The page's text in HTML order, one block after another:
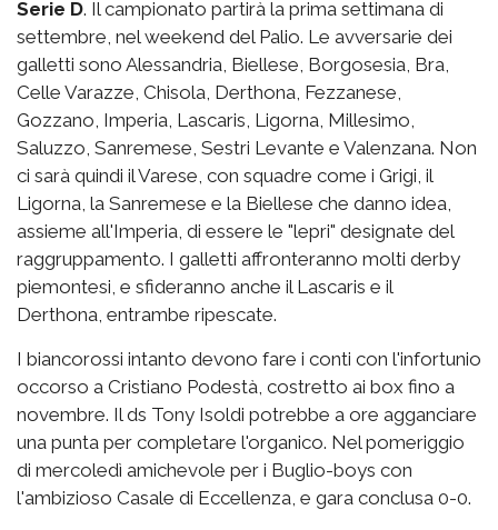
Serie D. Il campionato partirà la prima settimana di
settembre, nel weekend del Palio. Le avversarie dei
galletti sono Alessandria, Biellese, Borgosesia, Bra,
Celle Varazze, Chisola, Derthona, Fezzanese,
Gozzano, Imperia, Lascaris, Ligorna, Millesimo,
Saluzzo, Sanremese, Sestri Levante e Valenzana. Non
ci sarà quindi il Varese, con squadre come i Grigi, il
Ligorna, la Sanremese e la Biellese che danno idea,
assieme all'Imperia, di essere le "lepri" designate del
raggruppamento. I galletti affronteranno molti derby
piemontesi, e sfideranno anche il Lascaris e il
Derthona, entrambe ripescate.
I biancorossi intanto devono fare i conti con l'infortunio
occorso a Cristiano Podestà, costretto ai box fino a
novembre. Il ds Tony Isoldi potrebbe a ore agganciare
una punta per completare l'organico. Nel pomeriggio
di mercoledì amichevole per i Buglio-boys con
l'ambizioso Casale di Eccellenza, e gara conclusa 0-0.